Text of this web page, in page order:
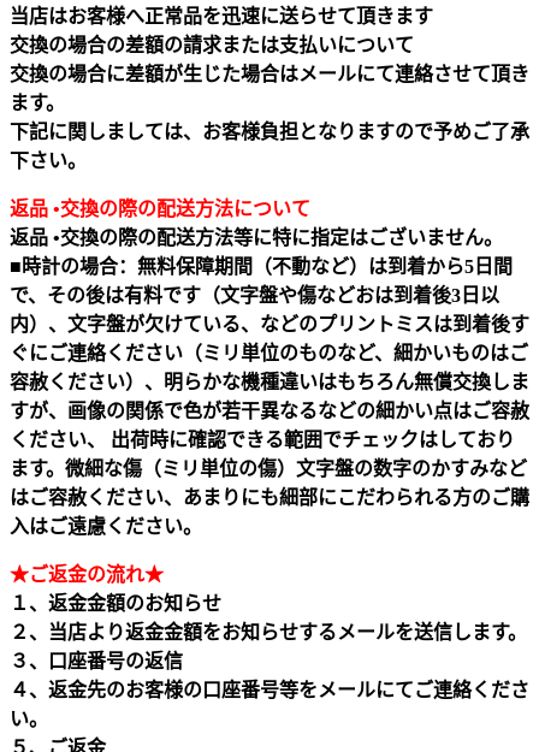
当店はお客様へ正常品を迅速に送らせて頂きます
交換の場合の差額の請求または支払いについて
交換の場合に差額が生じた場合はメールにて連絡させて頂き
ます。
下記に関しましては、お客様負担となりますので予めご了承
下さい。
返品 •交換の際の配送方法について
返品 •交換の際の配送方法等に特に指定はございません。
■時計の場合：無料保障期間（不動など）は到着から5日間
で、その後は有料です（文字盤や傷などおは到着後3日以
内）、文字盤が欠けている、などのプリントミスは到着後す
ぐにご連絡ください（ミリ単位のものなど、細かいものはご
容赦ください）、明らかな機種違いはもちろん無償交換しま
すが、画像の関係で色が若干異なるなどの細かい点はご容赦
ください、 出荷時に確認できる範囲でチェックはしており
ます。微細な傷（ミリ単位の傷）文字盤の数字のかすみなど
はご容赦ください、あまりにも細部にこだわられる方のご購
入はご遠慮ください。
★ご返金の流れ★
１、返金金額のお知らせ
２、当店より返金金額をお知らせするメールを送信します。
３、口座番号の返信
４、返金先のお客様の口座番号等をメールにてご連絡くださ
い。
５、ご返金